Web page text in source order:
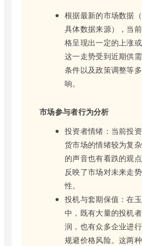
根据最新的市场数据
具体数据来源），当
格呈现出一定的上涨或
这一走势受到近期供
条件以及政策调整等
响。
市场参与者行为分析
投资者情绪：当前投
货市场的情绪较为复
的声音也有看跌的观
反映了市场对未来走
性。
投机与套期保值：在
中，既有大量的投机
润，也有众多企业进
规避价格风险。这两